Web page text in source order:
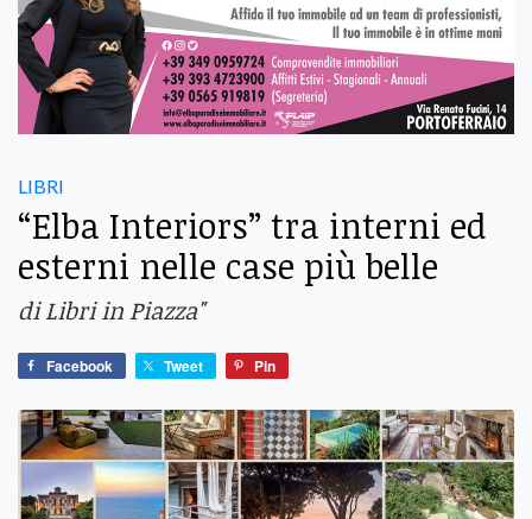
LIBRI
“Elba Interiors” tra interni ed
esterni nelle case più belle
di Libri in Piazza"
Facebook Tweet Pin